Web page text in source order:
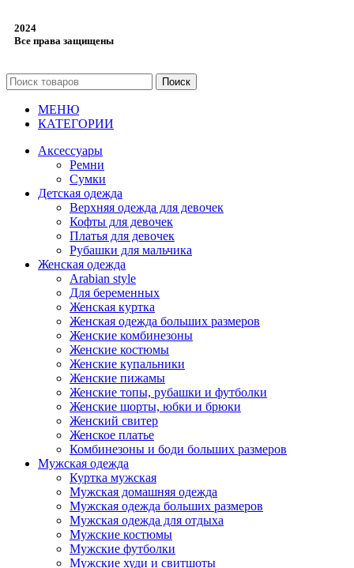
2024
Все права защищены
Поиск
МЕНЮ
КАТЕГОРИИ
Аксессуары
Ремни
Сумки
Детская одежда
Верхняя одежда для девочек
Кофты для девочек
Платья для девочек
Рубашки для мальчика
Женская одежда
Arabian style
Для беременных
Женская куртка
Женская одежда больших размеров
Женские комбинезоны
Женские костюмы
Женские купальники
Женские пижамы
Женские топы, рубашки и футболки
Женские шорты, юбки и брюки
Женский свитер
Женское платье
Комбинезоны и боди больших размеров
Мужская одежда
Куртка мужская
Мужская домашняя одежда
Мужская одежда больших размеров
Мужская одежда для отдыха
Мужские костюмы
Мужские футболки
Мужские худи и свитшоты